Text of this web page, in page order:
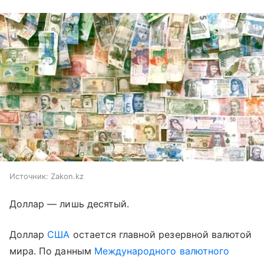
Источник: Zakon.kz
Доллар — лишь десятый.
Доллар США остается главной резервной валютой
мира. По данным Международного валютного